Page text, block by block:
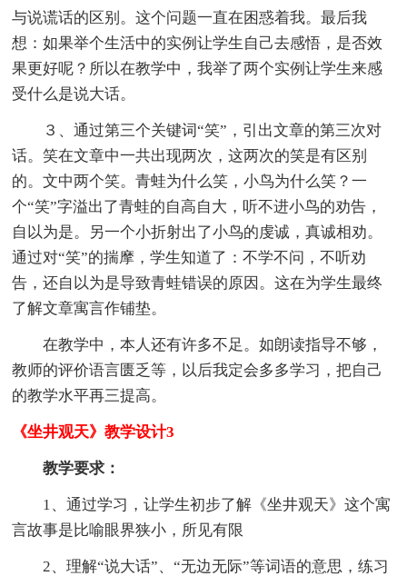
与说谎话的区别。这个问题一直在困惑着我。最后我
想：如果举个生活中的实例让学生自己去感悟，是否效
果更好呢？所以在教学中，我举了两个实例让学生来感
受什么是说大话。
３、通过第三个关键词“笑”，引出文章的第三次对
话。笑在文章中一共出现两次，这两次的笑是有区别
的。文中两个笑。青蛙为什么笑，小鸟为什么笑？一
个“笑”字溢出了青蛙的自高自大，听不进小鸟的劝告，
自以为是。另一个小折射出了小鸟的虔诚，真诚相劝。
通过对“笑”的揣摩，学生知道了：不学不问，不听劝
告，还自以为是导致青蛙错误的原因。这在为学生最终
了解文章寓言作铺垫。
在教学中，本人还有许多不足。如朗读指导不够，
教师的评价语言匮乏等，以后我定会多多学习，把自己
的教学水平再三提高。
《坐井观天》教学设计3
教学要求：
1、通过学习，让学生初步了解《坐井观天》这个寓
言故事是比喻眼界狭小，所见有限
2、理解“说大话”、“无边无际”等词语的意思，练习